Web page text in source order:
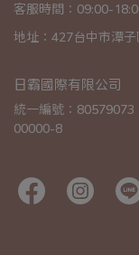
客服時間：09:00-
地址：427台中市潭
日霸國際有限公司
統一編號：
00000-8